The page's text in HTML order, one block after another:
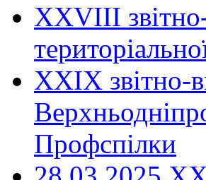
ХХVIII
XXIX звітно-
Профспілки